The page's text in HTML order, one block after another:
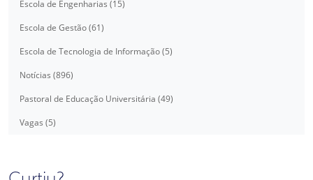
Escola de Engenharias (15)
Escola de Gestão (61)
Escola de Tecnologia de Informação (5)
Notícias (896)
Pastoral de Educação Universitária (49)
Vagas (5)